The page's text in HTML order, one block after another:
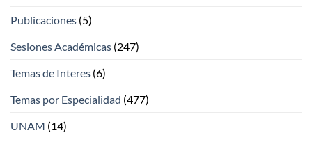
Publicaciones (5)
Sesiones Académicas (247)
Temas de Interes (6)
Temas por Especialidad (477)
UNAM (14)